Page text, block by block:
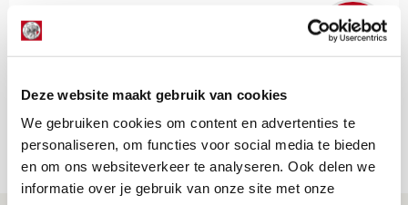
Deze website maakt gebruik van cookies
We gebruiken cookies om content en advertenties te
personaliseren, om functies voor social media te bieden
en om ons websiteverkeer te analyseren. Ook delen we
informatie over je gebruik van onze site met onze
Net binnen //